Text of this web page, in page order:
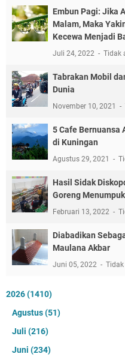
Embun Pagi: Jika
Malam, Maka
Kecewa Menjadi
Juli 24, 2022 Tidak
Tabrakan Mobil
Dunia
November 10, 2021
5 Cafe Bernuansa
di Kuningan
Agustus 29, 2021
Hasil Sidak
Goreng
Februari 13, 2022
Diabadikan
Maulana Akbar
Juni 05, 2022
2026(1410)
Agustus(51)
Juli (216)
Juni (234)